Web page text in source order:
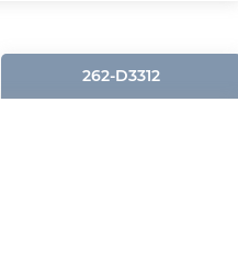
262-D3312